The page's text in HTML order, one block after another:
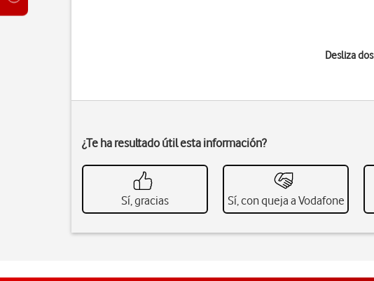
Desliza
¿Te ha resultado útil esta información?
Sí, gracias Sí, con queja a Vodafone